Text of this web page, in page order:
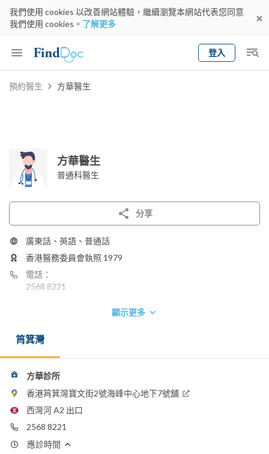
我們使用 cookies 以改善網站體驗，繼續瀏覽本網站代表您同意
我們使用 cookies。 了解更多
登入
Keyword
預約醫生 方華醫生
方華醫生
普通科醫生
分享
廣東話、英語、普通話
香港醫務委員會執照 1979
電話：
2568 8221
顯示更多
筲箕灣
方華診所
香港筲箕灣寶文街2號海峰中心地下7號舖
西灣河 A2 出口
2568 8221
應診時間